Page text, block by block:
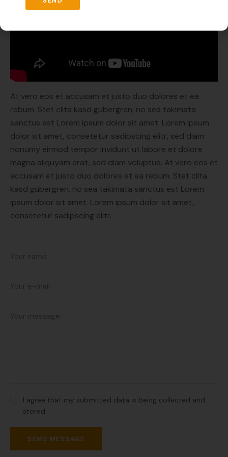
At vero eos et accusam et justo duo dolores et ea
rebum. Stet clita kasd gubergren, no sea takimata
sanctus est Lorem ipsum dolor sit amet. Lorem ipsum
dolor sit amet, consetetur sadipscing elitr, sed diam
nonumy eirmod tempor invidunt ut labore et dolore
magna aliquyam erat, sed diam voluptua. At vero eos et
accusam et justo duo dolores et ea rebum. Stet clita
kasd gubergren, no sea takimata sanctus est Lorem
ipsum dolor sit amet. Lorem ipsum dolor sit amet,
consetetur sadipscing elitr.
I agree that my submitted data is being collected and
stored.
SEND MESSAGE